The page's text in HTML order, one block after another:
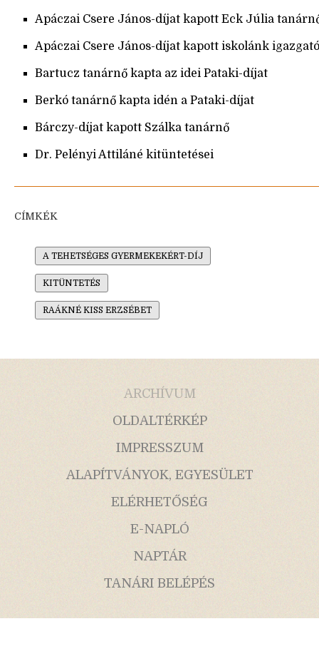
Apáczai Csere János-díjat kapott Eck Júlia
Apáczai Csere János-díjat kapott iskolánk
Bartucz tanárnő kapta az idei Pataki-díjat
Berkó tanárnő kapta idén a Pataki-díjat
Bárczy-díjat kapott Szálka tanárnő
Dr. Pelényi Attiláné kitüntetései
CÍMKÉK
A TEHETSÉGES GYERMEKEKÉRT-DÍJ
KITÜNTETÉS
RAÁKNÉ KISS ERZSÉBET
ARCHÍVUM
OLDALTÉRKÉP
IMPRESSZUM
ALAPÍTVÁNYOK, EGYESÜLET
ELÉRHETŐSÉG
E-NAPLÓ
NAPTÁR
TANÁRI BELÉPÉS